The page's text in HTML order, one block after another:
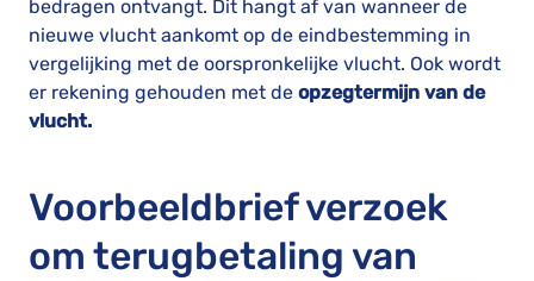
bedragen ontvangt. Dit hangt af van wanneer de
nieuwe vlucht aankomt op de eindbestemming in
vergelijking met de oorspronkelijke vlucht. Ook wordt
er rekening gehouden met de opzegtermijn van de
vlucht.
Voorbeeldbrief verzoek
om terugbetaling van